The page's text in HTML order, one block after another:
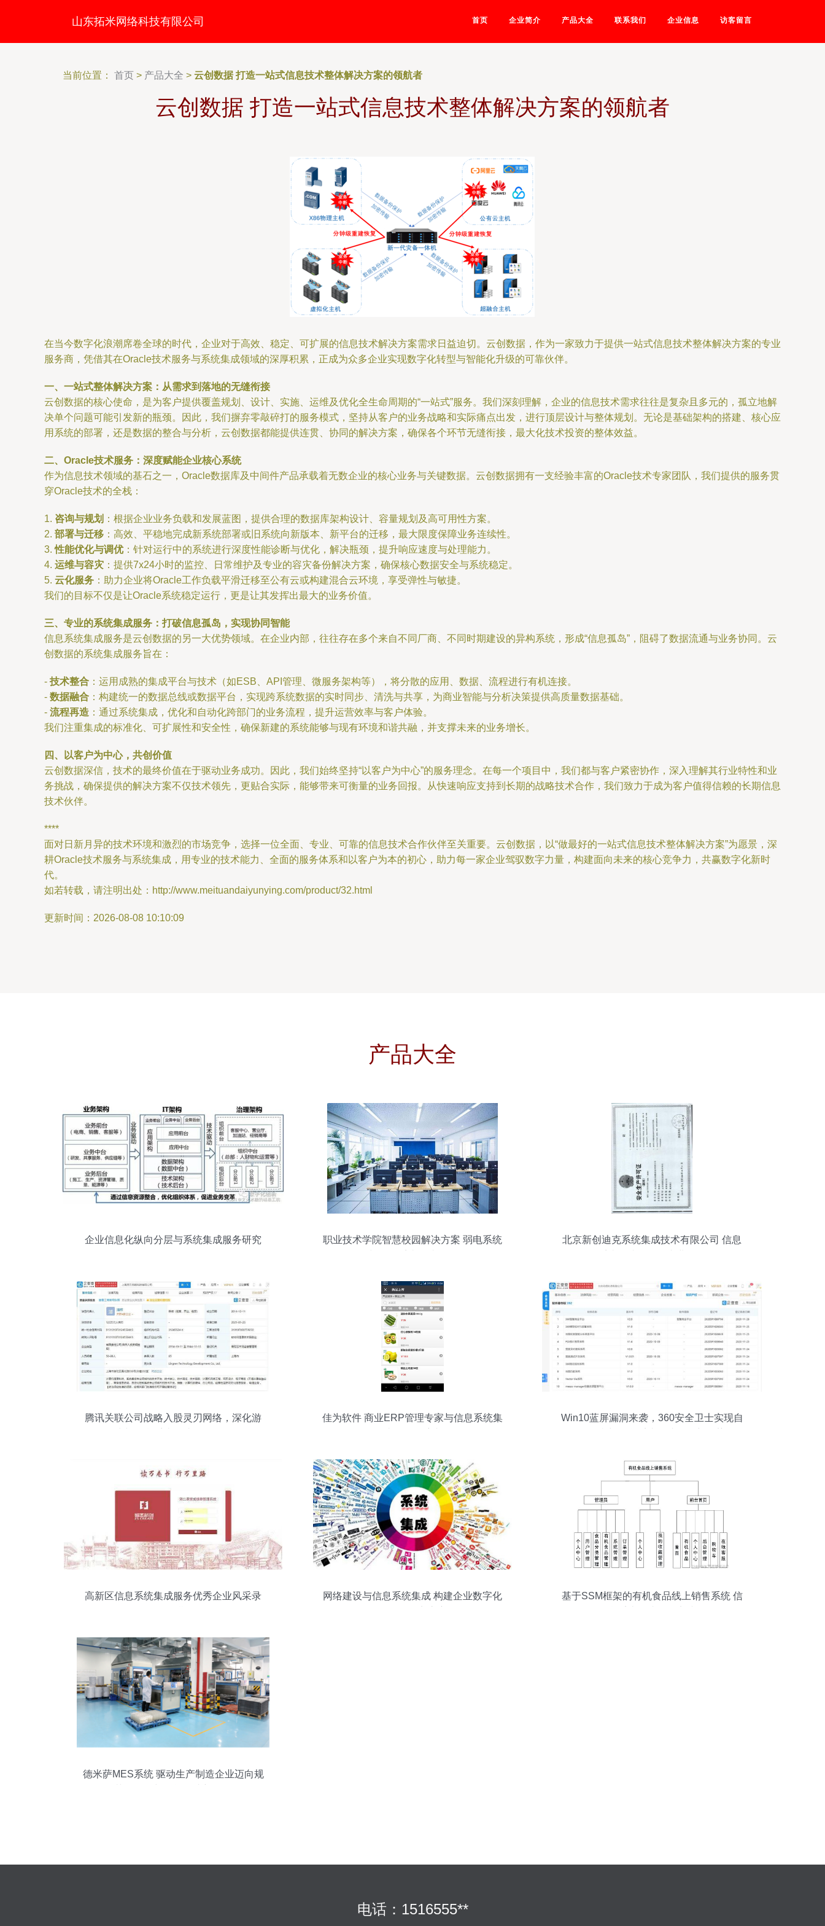
山东拓米网络科技有限公司 首页 企业简介 产品大全 联系我们 企业信息 访客留言
当前位置： 首页 > 产品大全 > 云创数据 打造一站式信息技术整体解决方案的领航者
云创数据 打造一站式信息技术整体解决方案的领航者
在当今数字化浪潮席卷全球的时代，企业对于高效、稳定、可扩展的信息技术解决方案需求日益迫切。云创数据，作为一家致力于提供一站式信息技术整体解决方案的专业
服务商，凭借其在Oracle技术服务与系统集成领域的深厚积累，正成为众多企业实现数字化转型与智能化升级的可靠伙伴。
一、一站式整体解决方案：从需求到落地的无缝衔接
云创数据的核心使命，是为客户提供覆盖规划、设计、实施、运维及优化全生命周期的“一站式”服务。我们深刻理解，企业的信息技术需求往往是复杂且多元的，孤立地解
决单个问题可能引发新的瓶颈。因此，我们摒弃零敲碎打的服务模式，坚持从客户的业务战略和实际痛点出发，进行顶层设计与整体规划。无论是基础架构的搭建、核心应
用系统的部署，还是数据的整合与分析，云创数据都能提供连贯、协同的解决方案，确保各个环节无缝衔接，最大化技术投资的整体效益。
二、Oracle技术服务：深度赋能企业核心系统
作为信息技术领域的基石之一，Oracle数据库及中间件产品承载着无数企业的核心业务与关键数据。云创数据拥有一支经验丰富的Oracle技术专家团队，我们提供的服务贯
穿Oracle技术的全栈：
1. 咨询与规划 ：根据企业业务负载和发展蓝图，提供合理的数据库架构设计、容量规划及高可用性方案。
2. 部署与迁移 ：高效、平稳地完成新系统部署或旧系统向新版本、新平台的迁移，最大限度保障业务连续性。
3.性能优化与调优：针对运行中的系统进行深度性能诊断与优化，解决瓶颈，提升响应速度与处理能力。
4. 运维与容灾 ：提供7x24小时的监控、日常维护及专业的容灾备份解决方案，确保核心数据安全与系统稳定。
5. 云化服务 ：助力企业将Oracle工作负载平滑迁移至公有云或构建混合云环境，享受弹性与敏捷。
我们的目标不仅是让Oracle系统稳定运行，更是让其发挥出最大的业务价值。
三、专业的系统集成服务：打破信息孤岛，实现协同智能
信息系统集成服务是云创数据的另一大优势领域。在企业内部，往往存在多个来自不同厂商、不同时期建设的异构系统，形成“信息孤岛”，阻碍了数据流通与业务协同。云
创数据的系统集成服务旨在：
- 技术整合 ：运用成熟的集成平台与技术（如ESB、API管理、微服务架构等），将分散的应用、数据、流程进行有机连接。
- 数据融合 ：构建统一的数据总线或数据平台，实现跨系统数据的实时同步、清洗与共享，为商业智能与分析决策提供高质量数据基础。
- 流程再造 ：通过系统集成，优化和自动化跨部门的业务流程，提升运营效率与客户体验。
我们注重集成的标准化、可扩展性和安全性，确保新建的系统能够与现有环境和谐共融，并支撑未来的业务增长。
四、以客户为中心，共创价值
云创数据深信，技术的最终价值在于驱动业务成功。因此，我们始终坚持“以客户为中心”的服务理念。在每一个项目中，我们都与客户紧密协作，深入理解其行业特性和业
务挑战，确保提供的解决方案不仅技术领先，更贴合实际，能够带来可衡量的业务回报。从快速响应支持到长期的战略技术合作，我们致力于成为客户值得信赖的长期信息
技术伙伴。
****
面对日新月异的技术环境和激烈的市场竞争，选择一位全面、专业、可靠的信息技术合作伙伴至关重要。云创数据，以“做最好的一站式信息技术整体解决方案”为愿景，深
耕Oracle技术服务与系统集成，用专业的技术能力、全面的服务体系和以客户为本的初心，助力每一家企业驾驭数字力量，构建面向未来的核心竞争力，共赢数字化新时
代。
如若转载，请注明出处：http://www.meituandaiyunying.com/product/32.html
更新时间：2026-08-08 10:10:09
产品大全
企业信息化纵向分层与系统集成服务研究
职业技术学院智慧校园解决方案 弱电系统
北京新创迪克系统集成技术有限公司 信息
腾讯关联公司战略入股灵刃网络，深化游
佳为软件 商业ERP管理专家与信息系统集
Win10蓝屏漏洞来袭，360安全卫士实现自
高新区信息系统集成服务优秀企业风采录
网络建设与信息系统集成 构建企业数字化
基于SSM框架的有机食品线上销售系统 信
德米萨MES系统 驱动生产制造企业迈向规
电话：1516555**